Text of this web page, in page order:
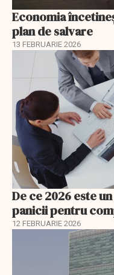
Economia
plan de salvare
13 FEBRUARIE 2026
De ce 2026 este
panicii pentru
12 FEBRUARIE 2026